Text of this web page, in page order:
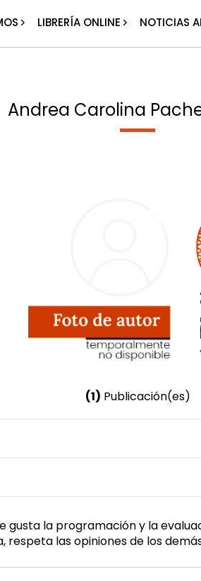
LIBRERÍA ONLINE NOTICIAS
Andrea Carolina
(1) Publicación(es)
Femenino
gusta la programación y la
las opiniones de los